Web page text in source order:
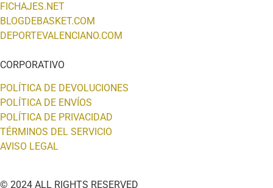
FICHAJES.NET
BLOGDEBASKET.COM
DEPORTEVALENCIANO.COM
CORPORATIVO
POLÍTICA DE DEVOLUCIONES
POLÍTICA DE ENVÍOS
POLÍTICA DE PRIVACIDAD
TÉRMINOS DEL SERVICIO
AVISO LEGAL
© 2024 ALL RIGHTS RESERVED